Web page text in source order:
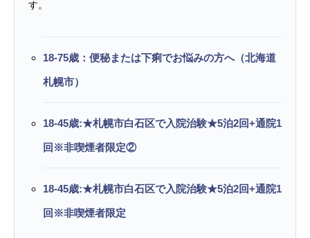
す。
18-75歳：便秘または下痢でお悩みの方へ（北海道
札幌市）
18-45歳:★札幌市白石区で入院治験★5泊2回+通院1
回※非喫煙者限定②
18-45歳:★札幌市白石区で入院治験★5泊2回+通院1
回※非喫煙者限定